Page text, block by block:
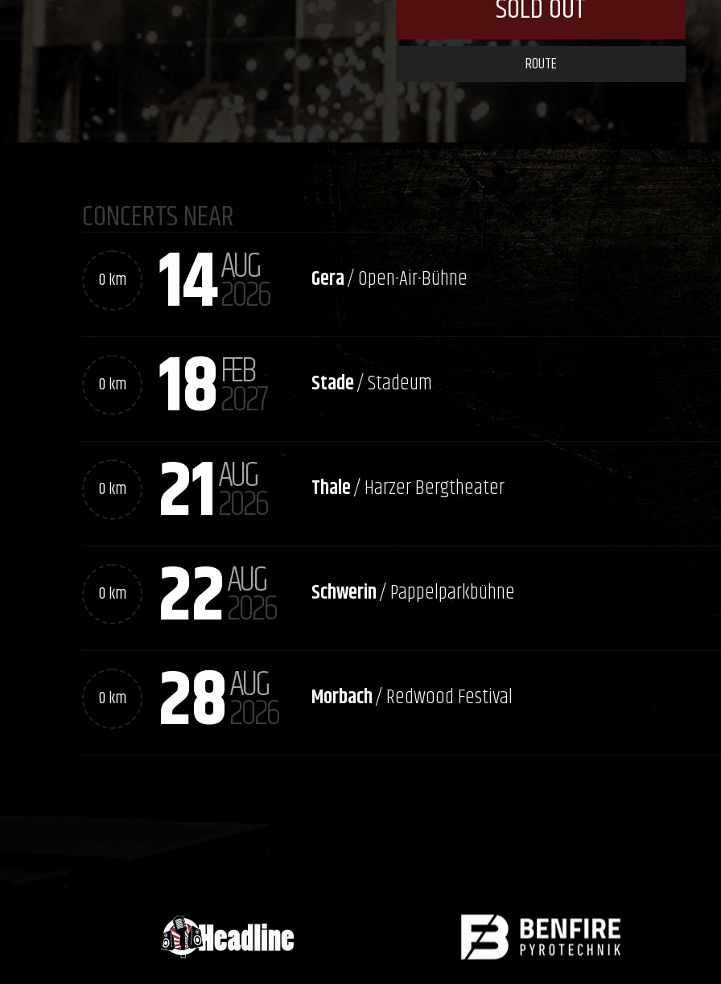
SOLD OUT
ROUTE
CONCERTS NEAR
0 km 14AUG
2026 Gera/ Open-Air-Bühne
0 km 18FEB
2027 Stade/ Stadeum
0 km 21AUG
2026 Thale/ Harzer Bergtheater
0 km 22AUG
2026 Schwerin/ Pappelparkbühne
0 km 28AUG
2026 Morbach/ Redwood Festival